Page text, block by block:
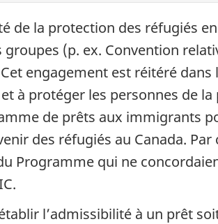
de la protection des réfugiés
(p. ex. Convention
engagement est réitéré dans
à protéger les personnes de la
de prêts aux immigrants
des réfugiés au Canada.
Programme qui ne
l’admissibilité à un prêt